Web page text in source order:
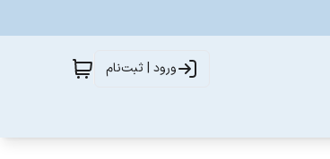
ورود | ثبت‌نام